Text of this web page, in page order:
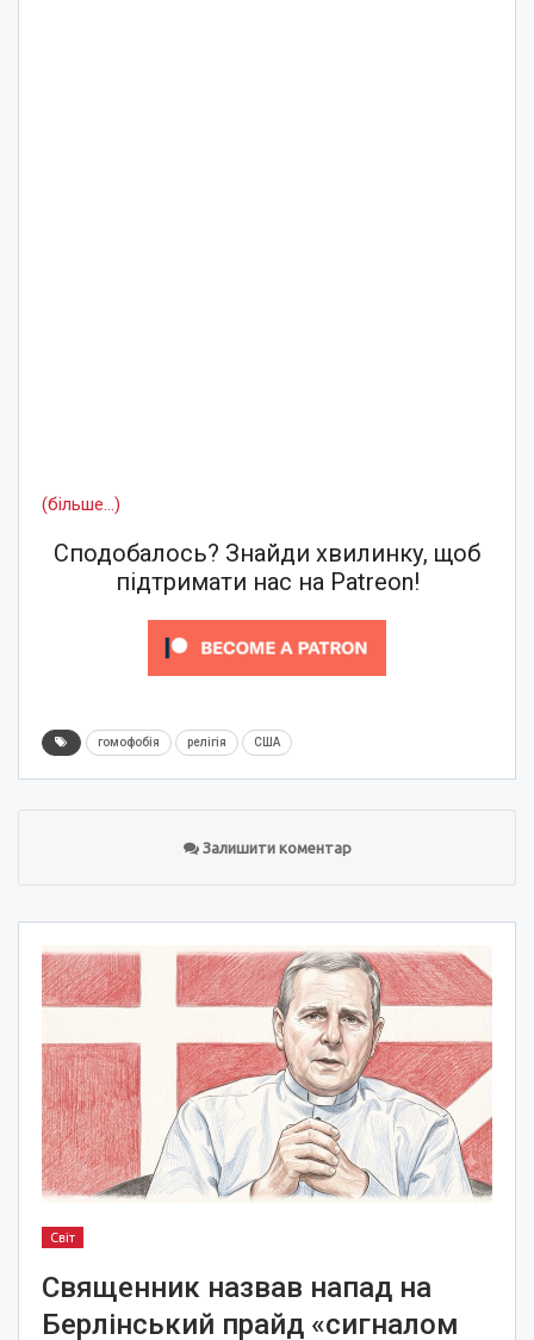
(більше…)
Сподобалось? Знайди хвилинку, щоб
підтримати нас на Patreon!
гомофобія релігія США
Залишити коментар
Світ
Священник назвав напад на
Берлінський прайд «сигналом